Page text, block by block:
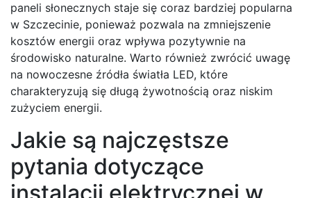
paneli słonecznych staje się coraz bardziej popularna
w Szczecinie, ponieważ pozwala na zmniejszenie
kosztów energii oraz wpływa pozytywnie na
środowisko naturalne. Warto również zwrócić uwagę
na nowoczesne źródła światła LED, które
charakteryzują się długą żywotnością oraz niskim
zużyciem energii.
Jakie są najczęstsze
pytania dotyczące